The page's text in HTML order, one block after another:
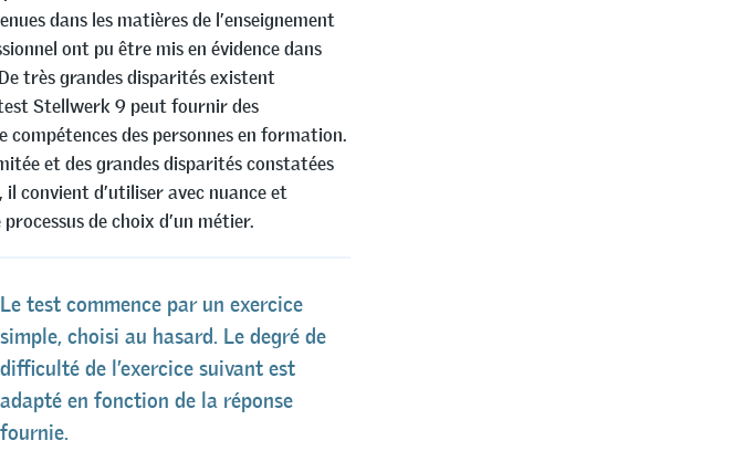
dans les matières de l’enseignement
ont pu être mis en évidence dans
très grandes disparités existent
Stellwerk 9 peut fournir des
des personnes en formation.
et des grandes disparités constatées
convient d’utiliser avec nuance et
de choix d’un métier.
Le test commence par un exercice
simple, choisi au hasard. Le degré de
difficulté de l’exercice suivant est
adapté en fonction de la réponse
fournie.